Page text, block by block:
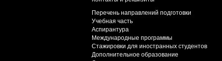
Перечень направлений подготовки
Учебная часть
Аспирантура
Международные программы
Стажировки для иностранных студентов
Дополнительное образование